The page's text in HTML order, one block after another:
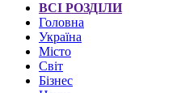
ВСІ РОЗДІЛИ
Головна
Україна
Місто
Світ
Бізнес